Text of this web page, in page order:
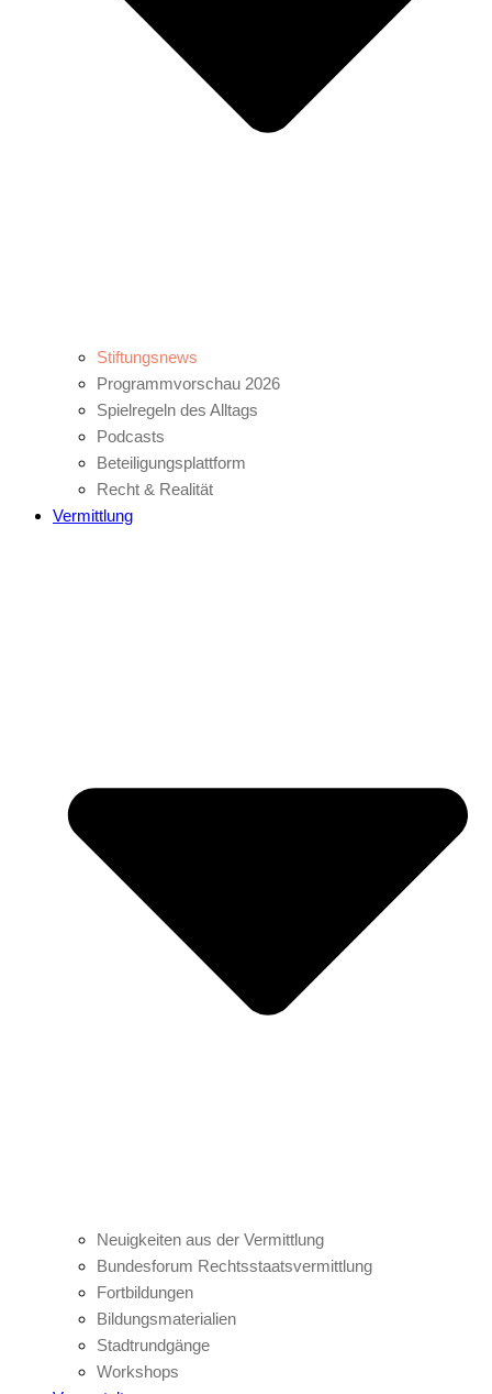
Stiftungsnews
Programmvorschau 2026
Spielregeln des Alltags
Podcasts
Beteiligungsplattform
Recht & Realität
Vermittlung
Neuigkeiten aus der Vermittlung
Bundesforum Rechtsstaatsvermittlung
Fortbildungen
Bildungsmaterialien
Stadtrundgänge
Workshops